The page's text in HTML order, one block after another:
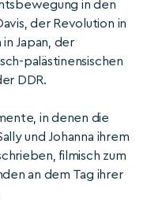
in den
der Revolution in
Japan, der
palästinensischen
DDR.
in denen die
und Johanna ihrem
filmisch zum
an dem Tag ihrer